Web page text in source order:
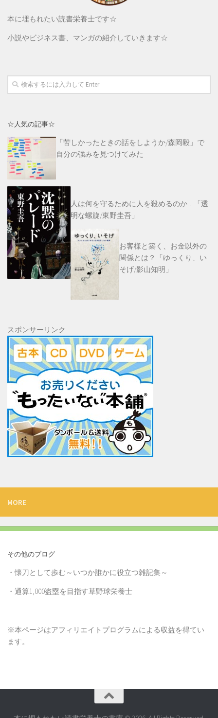
本に埋もれたい読書栄養士です☆
小説やビジネス書、マンガの紹介していきます☆
☆人気の記事☆
「苦しかったときの話をしようか/森岡毅」で
自分の強みを見つけてみた
人は何を守るために人を殺めるのか…「透
明な螺旋/東野圭吾」
お客様と築く、お金以外の
関係とは？「ゆっくり、い
そげ/影山知明」
スポンサーリンク
MORE
その他のブログ
・懐刀として歩む～いつか誰かに役立つ雑記集～
・ 通算1,000盗塁を目指す草野球栄養士
※本ページはアフィリエイトプログラムによる収益を得てい
ます。